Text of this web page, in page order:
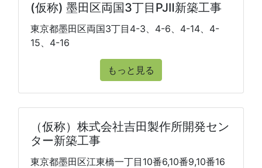
(仮称) 墨田区両国3丁目PJⅡ新築工事
東京都墨田区両国3丁目4-3、4-6、4-14、4-
15、4-16
もっと見る
（仮称）株式会社吉田製作所開発セン
ター新築工事
東京都墨田区江東橋一丁目10番6,10番9,10番16